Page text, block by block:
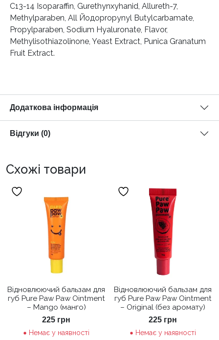
C13-14 Isoparaffin, Gurethynxyhanid, Allureth-7,
Methylparaben, All Йодоpropynyl Butylcarbamate,
Propylparaben, Sodium Hyaluronate, Flavor,
Methylisothiazolinone, Yeast Extract, Punica Granatum
Fruit Extract.
Додаткова інформація
Відгуки (0)
Схожі товари
Відновлюючий бальзам для
губ Pure Paw Paw Ointment
– Mango (манго)
225 грн
Немає у наявності
Відновлюючий бальзам для
губ Pure Paw Paw Ointment
– Original (без аромату)
225 грн
Немає у наявності